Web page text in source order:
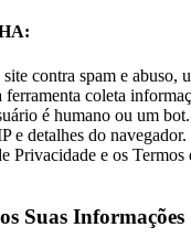
site contra spam e abuso,
coleta
é humano ou um
e detalhes do navegador.
Privacidade e os Termos
Suas Informações